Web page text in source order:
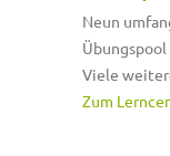
Neun
Viele
Zum